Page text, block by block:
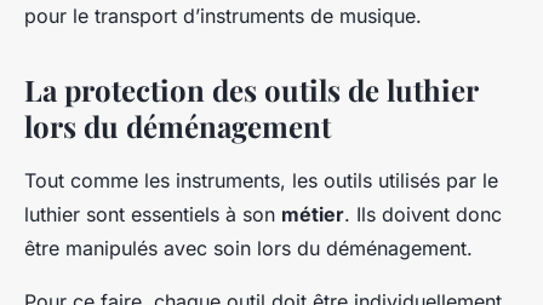
pour le transport d’instruments de musique.
La protection des outils de luthier
lors du déménagement
Tout comme les instruments, les outils utilisés par le
luthier sont essentiels à son métier. Ils doivent donc
être manipulés avec soin lors du déménagement.